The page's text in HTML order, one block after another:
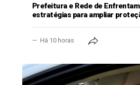
Prefeitura e Rede de
estratégias para ampliar
Há 10 horas